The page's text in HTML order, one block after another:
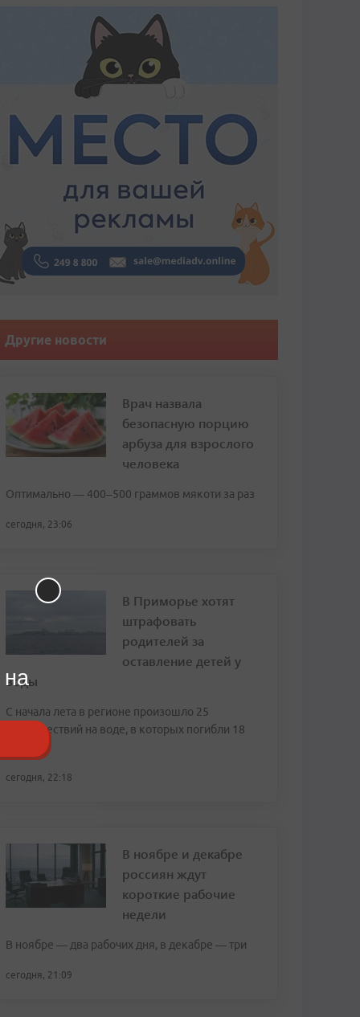
Другие новости
Врач назвала
безопасную порцию
арбуза для взрослого
человека
Оптимально — 400–500 граммов мякоти за раз
сегодня, 23:06
В Приморье хотят
штрафовать
родителей за
оставление детей у
воды
С начала лета в регионе произошло 25
происшествий на воде, в которых погибли 18
человек
сегодня, 22:18
В ноябре и декабре
россиян ждут
короткие рабочие
недели
В ноябре — два рабочих дня, в декабре — три
сегодня, 21:09